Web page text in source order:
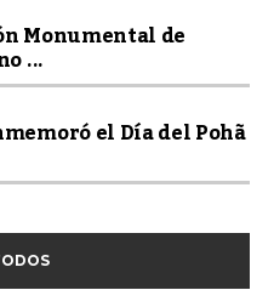
Monumental de
...
el Día del Pohã